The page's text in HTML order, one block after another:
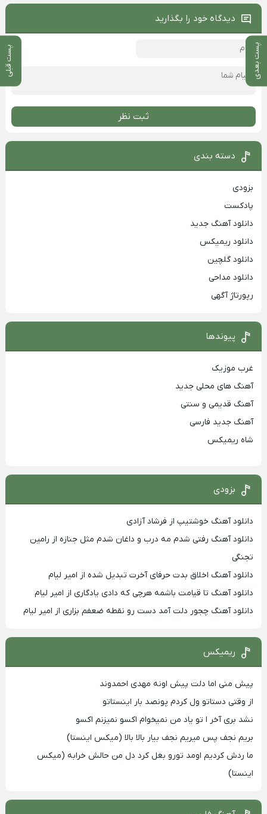
پست بعدی پست قبلی
دیدگاه خود را بگذارید
ثبت نظر
دسته بندی
بزودی
پادکست
دانلود آهنگ جدید
دانلود ریمیکس
دانلود گلچین
دانلود مداحی
رپورتاژ آگهی
پیوندها
غرب موزیک
آهنگ های محلی جدید
آهنگ قدیمی و سنتی
آهنگ جدید فارسی
شاه ریمیکس
بزودی
دانلود آهنگ خوشتیپ از فرشاد آزادی
دانلود آهنگ رفتی شدم مه درب و داغان شدم مثل جنازه از رامین
تجنگی
دانلود آهنگ اخلاق بدت حرفای آخرت تبدیل شده از امیر لیام
دانلود آهنگ تا قیامت باشمه هرچی که دادی یادگاری از امیر لیام
دانلود آهنگ چجور دلت آمد دست رو نقطه ضعفم بزاری از امیر لیام
ریمیکس
پیش منی اما دلت پیش اونه مهدی احمدوند
از وقتی دستاتو ول کردم پونصد بار اینستاتو
نشد بری آخر ا تو یاد من نمیخوام اکسو نمیزنم اکسو
بریم نجف پس میریم نجف بیار بالا بالا (میکس اینستا)
ما ردش کردیم اومد تورو بغل کرد دل من حالش خرابه (میکس
اینستا)